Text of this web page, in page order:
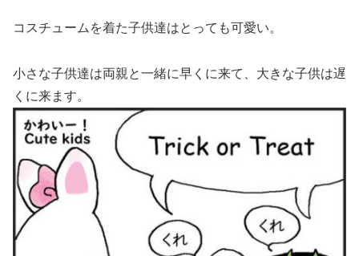
コスチュームを着た子供達はとっても可愛い。
小さな子供達は両親と一緒に早くに来て、大きな子供は遅
くに来ます。